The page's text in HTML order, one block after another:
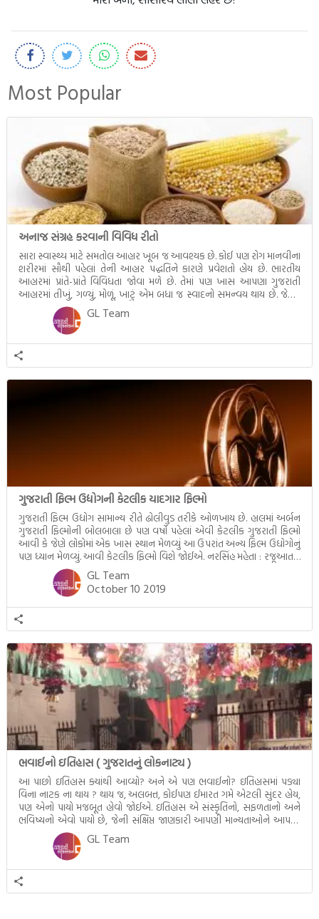
Most Popular
અનાજ સંગ્રહ કરવાની વિવિધ રીતો
સારા સ્વાસ્થ્ય માટે સમતોલ આહાર ખૂબ જ આવશ્યક છે. કોઈ પણ રોગ માનવીના
શરીરમાં સૌથી પહેલાં તેની આહાર પદ્ધતિને કારણે પ્રવેશતો હોય છે. ભારતીય
આહારમાં પ્રાંતે-પ્રાંતે વિવિધતા જોવા મળે છે. તેમાં પણ ખાસ આપણા ગુજરાતી
આહારમાં તીખું, ગળ્યું, મોળૂં, ખાટું એમ બધા જ સ્વાદનો સમન્વય થાય છે. જેટલું
મહત્ત્વ સમતોલ આહરનું છે તેટલું જ મહત્ત્વ […]
GL Team
ગુજરાતી ફિલ્મ ઉદ્યોગની કેટલીક યાદગાર ફિલ્મો
ગુજરાતી ફિલ્મ ઉદ્યોગ સામાન્ય રીતે ઢોલીવુડ તરીકે ઓળખાય છે. હાલમાં અર્બન
ગુજરાતી ફિલ્મોની બોલબાલા છે પણ વર્ષો પહેલાં એવી કેટલીક ગુજરાતી ફિલ્મો
આવી કે જેણે લોકોમાં એક ખાસ સ્થાન મેળવ્યુંં આ ઉપરાંત અન્ય ફિલ્મ ઉદ્યોગોનું
પણ ધ્યાન મેળવ્યું. આવી કેટલીક ફિલ્મો વિશે જોઈએ. નરસિંહ મહેતા : રજૂઆતનું
વર્ષ (Film Release Year) : 1932 દિગ્દર્શક (Director) : નાનુભાઈ […]
GL Team
October 10 2019
ભવાઈનો ઇતિહાસ ( ગુજરાતનું લોકનાટ્ય )
આ પાછો ઇતિહાસ ક્યાંથી આવ્યો? અને એ પણ ભવાઈનો? ઇતિહાસમાં પડ્યા
વિના નાટક ના થાય ? થાય જ, અલબત્ત, કોઈપણ ઈમારત ગમે એટલી સુંદર હોય,
પણ એનો પાયો મજબૂત હોવો જોઈએ. ઇતિહાસ એ સંસ્કૃતિનો, સફળતાનો અને
ભવિષ્યનો એવો પાયો છે, જેની સંક્ષિપ્ત જાણકારી આપણી માન્યતાઓને આપણા
કન્સેપ્ટને ક્લીયર કરે છે. ભવાઈના જનક – અસાઈત ઠાકર […]
GL Team